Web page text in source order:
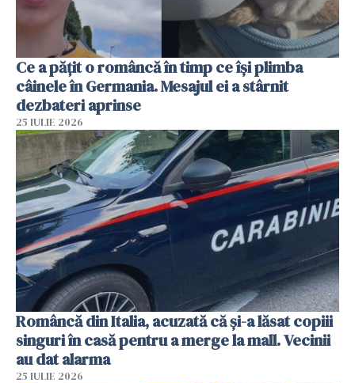
Ce a pățit o româncă în timp ce își plimba
câinele în Germania. Mesajul ei a stârnit
dezbateri aprinse
25 IULIE 2026
Româncă din Italia, acuzată că și-a lăsat copiii
singuri în casă pentru a merge la mall. Vecinii
au dat alarma
25 IULIE 2026